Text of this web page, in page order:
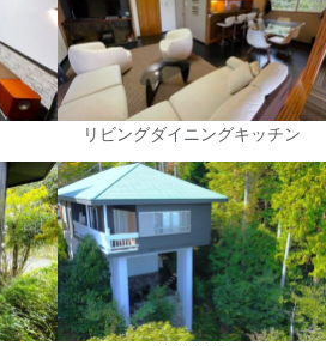
リビングダイニングキッチン